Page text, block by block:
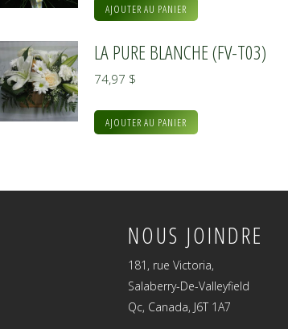
AJOUTER AU PANIER
LA PURE BLANCHE (FV-T03)
74,97 $
AJOUTER AU PANIER
NOUS JOINDRE
181, rue Victoria,
Salaberry-De-Valleyfield
Qc, Canada, J6T 1A7